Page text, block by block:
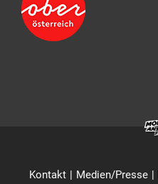
Kontakt Medien/Presse